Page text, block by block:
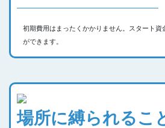
初期費用はまったくかかりません。スタート資
ができます。
場所に縛られるこ